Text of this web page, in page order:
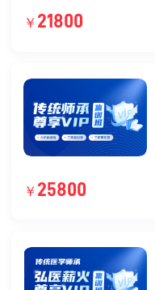
￥ 21800
￥ 25800